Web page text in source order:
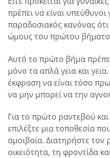
πρέπει να είναι
παραδοσιακός κανόνας ότι
ώμους του πρώτου
Αυτό το πρώτο βήμα
μόνο τα απλά γεια και
έκφραση να είναι τόσο
να μην μπορεί να την
Για το πρώτο ραντεβού
επιλέξτε μια τοποθεσία
αμοιβαία. Διατηρήστε τον
οικειότητα, τη φροντίδα